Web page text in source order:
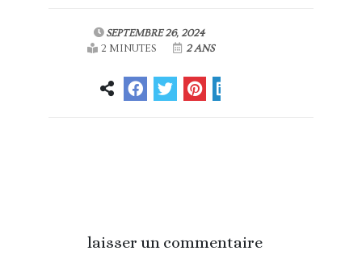
SEPTEMBRE 26, 2024
2 MINUTES
2 ANS
laisser un commentaire